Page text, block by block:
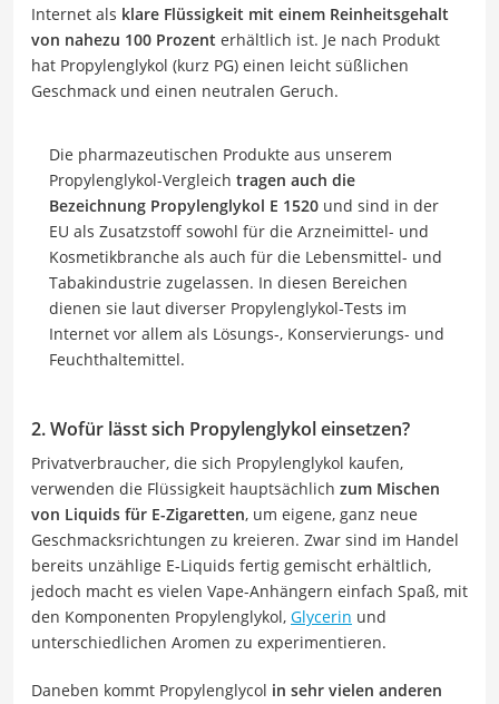
Internet als klare Flüssigkeit mit einem Reinheitsgehalt
von nahezu 100 Prozent erhältlich ist. Je nach Produkt
hat Propylenglykol (kurz PG) einen leicht süßlichen
Geschmack und einen neutralen Geruch.
Die pharmazeutischen Produkte aus unserem
Propylenglykol-Vergleich tragen auch die
Bezeichnung Propylenglykol E 1520 und sind in der
EU als Zusatzstoff sowohl für die Arzneimittel- und
Kosmetikbranche als auch für die Lebensmittel- und
Tabakindustrie zugelassen. In diesen Bereichen
dienen sie laut diverser Propylenglykol-Tests im
Internet vor allem als Lösungs-, Konservierungs- und
Feuchthaltemittel.
2. Wofür lässt sich Propylenglykol einsetzen?
Privatverbraucher, die sich Propylenglykol kaufen,
verwenden die Flüssigkeit hauptsächlich zum Mischen
von Liquids für E-Zigaretten, um eigene, ganz neue
Geschmacksrichtungen zu kreieren. Zwar sind im Handel
bereits unzählige E-Liquids fertig gemischt erhältlich,
jedoch macht es vielen Vape-Anhängern einfach Spaß, mit
den Komponenten Propylenglykol, Glycerin und
unterschiedlichen Aromen zu experimentieren.
Daneben kommt Propylenglycol in sehr vielen anderen